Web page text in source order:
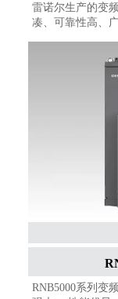
雷诺尔生产的变
凑、可靠性高、
RNB5000系列变